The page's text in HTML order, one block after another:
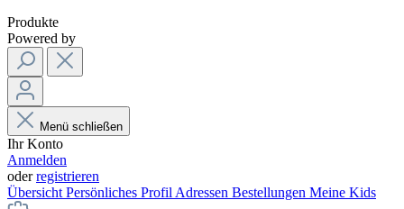
Produkte
Powered by
Menü schließen
Ihr Konto
Anmelden
oderregistrieren
Übersicht Persönliches Profil Adressen Bestellungen Meine Kids